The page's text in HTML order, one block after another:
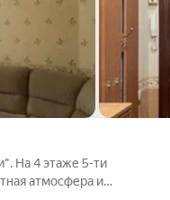
На 4 этаже 5-ти
атмосфера и